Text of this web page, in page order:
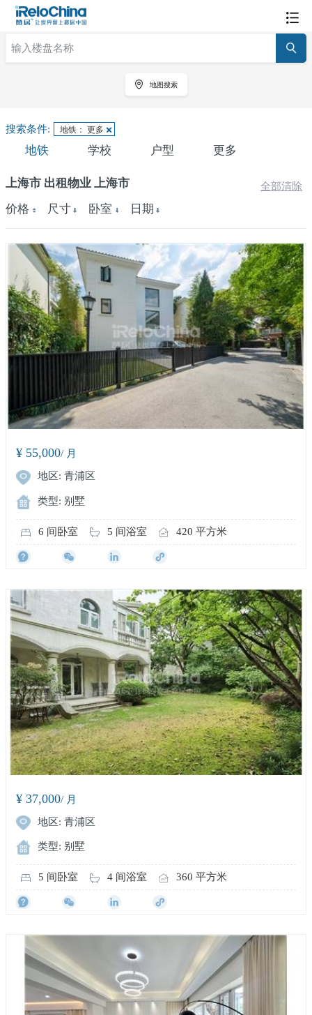
地图搜索
搜索条件: 地铁： 更多
地铁 学校 户型 更多
上海市 出租物业 上海市 全部清除
价格 尺寸 卧室 日期
¥ 55,000/ 月
地区: 青浦区
类型: 别墅
6 间卧室 5 间浴室 420 平方米
¥ 37,000/ 月
地区: 青浦区
类型: 别墅
5 间卧室 4 间浴室 360 平方米